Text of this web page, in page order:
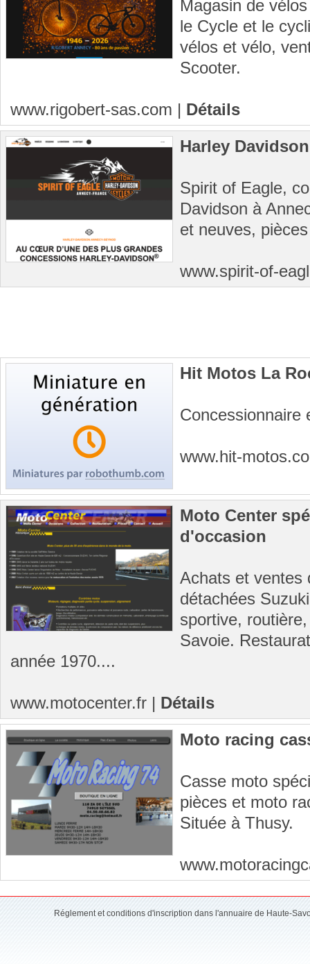
Magasin de
le Cycle et le
vélos et vélo,
Scooter.
www.rigobert-sas.com | Détails
Harley
Spirit of Eagle,
Davidson à
et neuves,
www.spirit-of-
Hit Motos La
Concessionnaire
www.hit-
Moto Center
d'occasion
Achats et ventes
détachées
sportive,
Savoie.
année 1970....
www.motocenter.fr | Détails
Moto racing
Casse moto
pièces et moto
Située à Thusy.
Réglement et conditions d'inscription dans l'annuaire de Haute-